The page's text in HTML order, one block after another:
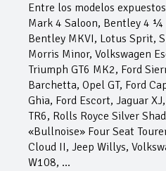
Entre los modelos
Mark 4 Saloon, Bentley 4 ¼
Bentley MKVI, Lotus Sprit,
Morris Minor, Volkswagen
Triumph GT6 MK2, Ford
Barchetta, Opel GT, Ford
Ghia, Ford Escort, Jaguar
TR6, Rolls Royce Silver
«Bullnoise» Four Seat
Cloud II, Jeep Willys,
W108, …